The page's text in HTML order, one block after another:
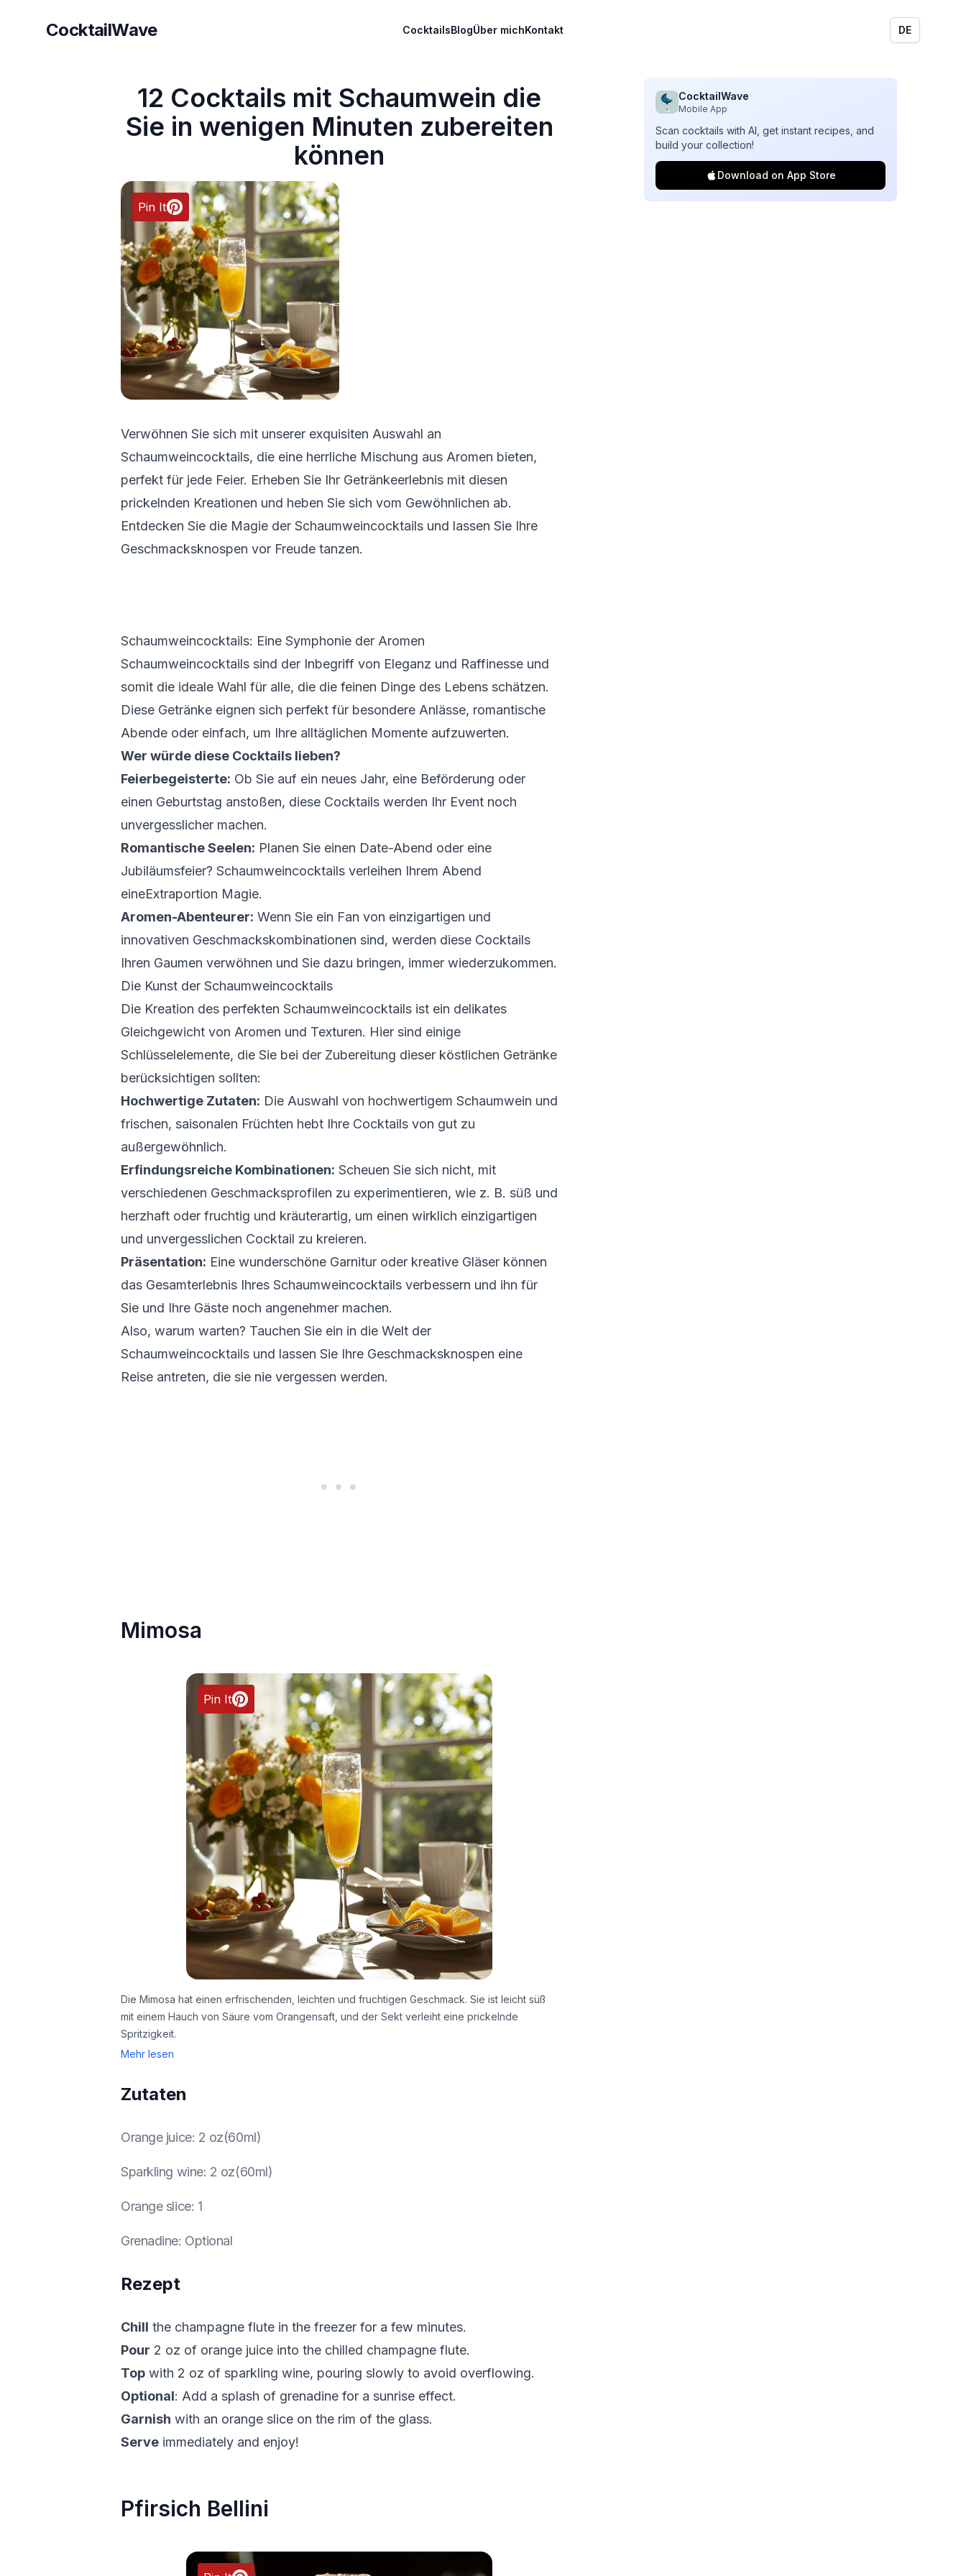
CocktailWave
CocktailWave CocktailsBlogÜber michKontakt DE
12 Cocktails mit Schaumwein die
Sie in wenigen Minuten zubereiten
können
Pin It
Verwöhnen Sie sich mit unserer exquisiten Auswahl an
Schaumweincocktails, die eine herrliche Mischung aus Aromen bieten,
perfekt für jede Feier. Erheben Sie Ihr Getränkeerlebnis mit diesen
prickelnden Kreationen und heben Sie sich vom Gewöhnlichen ab.
Entdecken Sie die Magie der Schaumweincocktails und lassen Sie Ihre
Geschmacksknospen vor Freude tanzen.
Schaumweincocktails: Eine Symphonie der Aromen
Schaumweincocktails sind der Inbegriff von Eleganz und Raffinesse und
somit die ideale Wahl für alle, die die feinen Dinge des Lebens schätzen.
Diese Getränke eignen sich perfekt für besondere Anlässe, romantische
Abende oder einfach, um Ihre alltäglichen Momente aufzuwerten.
Wer würde diese Cocktails lieben?
Feierbegeisterte: Ob Sie auf ein neues Jahr, eine Beförderung oder
einen Geburtstag anstoßen, diese Cocktails werden Ihr Event noch
unvergesslicher machen.
Romantische Seelen: Planen Sie einen Date-Abend oder eine
Jubiläumsfeier? Schaumweincocktails verleihen Ihrem Abend
eineExtraportion Magie.
Aromen-Abenteurer: Wenn Sie ein Fan von einzigartigen und
innovativen Geschmackskombinationen sind, werden diese Cocktails
Ihren Gaumen verwöhnen und Sie dazu bringen, immer wiederzukommen.
Die Kunst der Schaumweincocktails
Die Kreation des perfekten Schaumweincocktails ist ein delikates
Gleichgewicht von Aromen und Texturen. Hier sind einige
Schlüsselelemente, die Sie bei der Zubereitung dieser köstlichen Getränke
berücksichtigen sollten:
Hochwertige Zutaten: Die Auswahl von hochwertigem Schaumwein und
frischen, saisonalen Früchten hebt Ihre Cocktails von gut zu
außergewöhnlich.
Erfindungsreiche Kombinationen: Scheuen Sie sich nicht, mit
verschiedenen Geschmacksprofilen zu experimentieren, wie z. B. süß und
herzhaft oder fruchtig und kräuterartig, um einen wirklich einzigartigen
und unvergesslichen Cocktail zu kreieren.
Präsentation: Eine wunderschöne Garnitur oder kreative Gläser können
das Gesamterlebnis Ihres Schaumweincocktails verbessern und ihn für
Sie und Ihre Gäste noch angenehmer machen.
Also, warum warten? Tauchen Sie ein in die Welt der
Schaumweincocktails und lassen Sie Ihre Geschmacksknospen eine
Reise antreten, die sie nie vergessen werden.
Mimosa
Pin It
Die Mimosa hat einen erfrischenden, leichten und fruchtigen Geschmack. Sie ist leicht süß
mit einem Hauch von Säure vom Orangensaft, und der Sekt verleiht eine prickelnde
Spritzigkeit.
Mehr lesen
Zutaten
Orange juice: 2 oz(60ml)
Sparkling wine: 2 oz(60ml)
Orange slice: 1
Grenadine: Optional
Rezept
Chill the champagne flute in the freezer for a few minutes.
Pour 2 oz of orange juice into the chilled champagne flute.
Top with 2 oz of sparkling wine, pouring slowly to avoid overflowing.
Optional: Add a splash of grenadine for a sunrise effect.
Garnish with an orange slice on the rim of the glass.
Serve immediately and enjoy!
Pfirsich Bellini
CocktailWave
Mobile App
Scan cocktails with AI, get instant recipes, and
build your collection!
Download on App Store